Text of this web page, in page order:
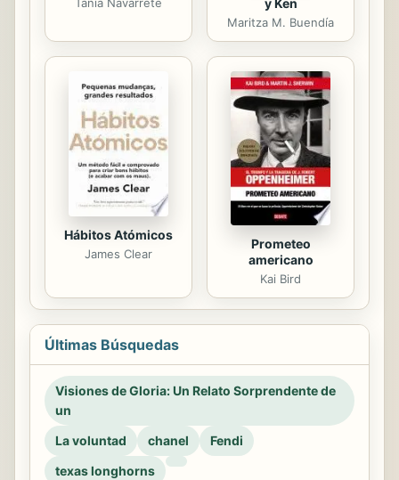
y Ken
Maritza M. Buendía
Hábitos Atómicos
James Clear
Prometeo
americano
Kai Bird
Últimas Búsquedas
Visiones de Gloria: Un Relato Sorprendente de
un
La voluntad
chanel
Fendi
texas longhorns